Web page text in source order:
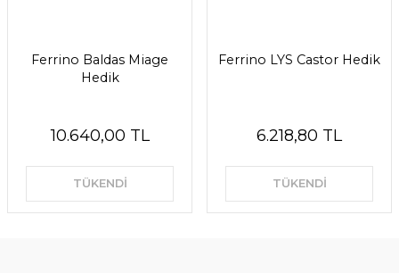
Ferrino Baldas Miage
Hedik
10.640,00 TL
TÜKENDİ
Ferrino LYS Castor Hedik
6.218,80 TL
TÜKENDİ